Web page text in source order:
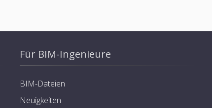
Für BIM-Ingenieure
BIM-Dateien
Neuigkeiten